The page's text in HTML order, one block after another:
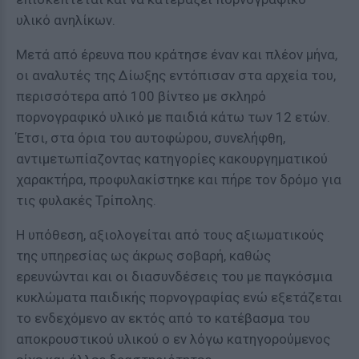
υλικό ανηλίκων.
Μετά από έρευνα που κράτησε έναν και πλέον μήνα,
οι αναλυτές της Δίωξης εντόπισαν στα αρχεία του,
περισσότερα από 100 βίντεο με σκληρό
πορνογραφικό υλικό με παιδιά κάτω των 12 ετών.
Έτσι, στα όρια του αυτοφώρου, συνελήφθη,
αντιμετωπίαζοντας κατηγορίες κακουργηματικού
χαρακτήρα, προφυλακίστηκε και πήρε τον δρόμο για
τις φυλακές Τρίπολης.
Η υπόθεση, αξιολογείται από τους αξιωματικούς
της υπηρεσίας ως άκρως σοβαρή, καθώς
ερευνώνται και οι διασυνδέσεις του με παγκόσμια
κυκλώματα παιδικής πορνογραφίας ενώ εξετάζεται
το ενδεχόμενο αν εκτός από το κατέβασμα του
αποκρουστικού υλικού ο εν λόγω κατηγορούμενος